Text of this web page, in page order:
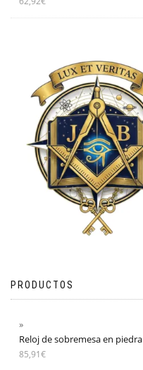
PRODUCTOS
Reloj de sobremesa en piedra
85,91€